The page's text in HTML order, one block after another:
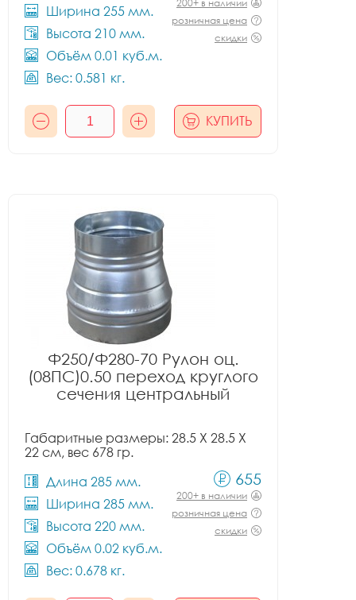
Ширина 255 мм.
Высота 210 мм.
Объём 0.01 куб.м.
Вес: 0.581 кг.
200+ в наличии
розничная цена
скидки
КУПИТЬ
Ф250/Ф280-70 Рулон оц.
(08ПС)0.50 переход круглого
сечения центральный
Габаритные размеры: 28.5 X 28.5 X
22 см, вес 678 гр.
Длина 285 мм.
Ширина 285 мм.
Высота 220 мм.
Объём 0.02 куб.м.
Вес: 0.678 кг.
655
200+ в наличии
розничная цена
скидки